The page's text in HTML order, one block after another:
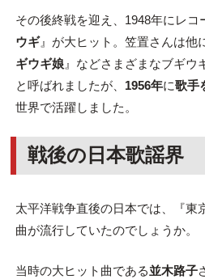
その後終戦を迎え、1948年にレコ
ウギ』が大ヒット。笠置さんは他
ギウギ娘』などさまざまなブギウ
と呼ばれましたが、 1956年に歌手
世界で活躍しました。
戦後の日本歌謡界
太平洋戦争直後の日本では、『東
曲が流行していたのでしょうか。
当時の大ヒット曲である並木路子